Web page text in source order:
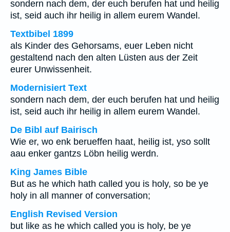
sondern nach dem, der euch berufen hat und heilig
ist, seid auch ihr heilig in allem eurem Wandel.
Textbibel 1899
als Kinder des Gehorsams, euer Leben nicht
gestaltend nach den alten Lüsten aus der Zeit
eurer Unwissenheit.
Modernisiert Text
sondern nach dem, der euch berufen hat und heilig
ist, seid auch ihr heilig in allem eurem Wandel.
De Bibl auf Bairisch
Wie er, wo enk berueffen haat, heilig ist, yso sollt
aau enker gantzs Löbn heilig werdn.
King James Bible
But as he which hath called you is holy, so be ye
holy in all manner of conversation;
English Revised Version
but like as he which called you is holy, be ye